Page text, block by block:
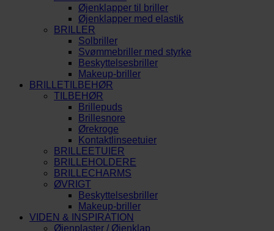
Øjenklapper til briller
Øjenklapper med elastik
BRILLER
Solbriller
Svømmebriller med styrke
Beskyttelsesbriller
Makeup-briller
BRILLETILBEHØR
TILBEHØR
Brillepuds
Brillesnore
Ørekroge
Kontaktlinseetuier
BRILLEETUIER
BRILLEHOLDERE
BRILLECHARMS
ØVRIGT
Beskyttelsesbriller
Makeup-briller
VIDEN & INSPIRATION
Øjenplaster / Øjenklap